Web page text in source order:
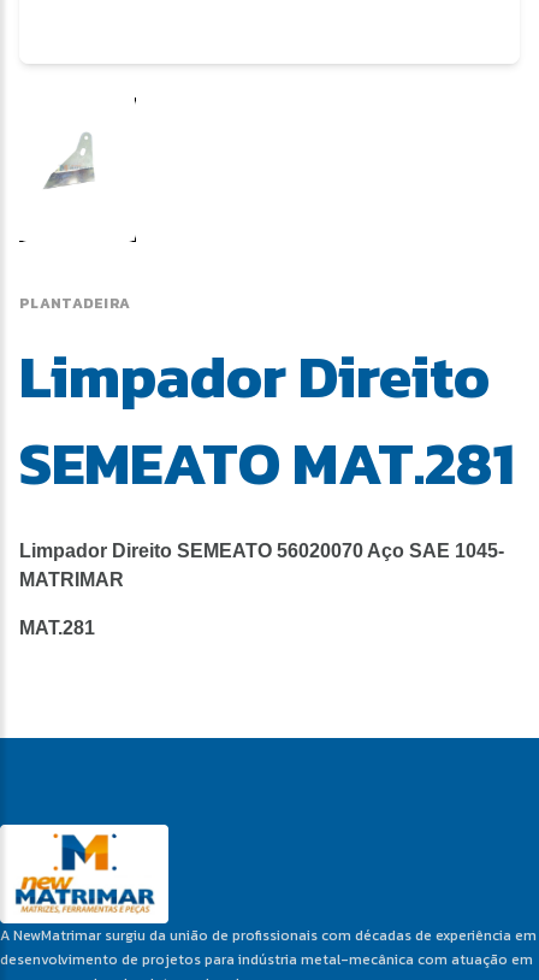
PLANTADEIRA
Limpador Direito
SEMEATO MAT.281
Limpador Direito SEMEATO 56020070 Aço SAE 1045-
MATRIMAR
MAT.281
A NewMatrimar surgiu da união de profissionais com décadas de experiência em
desenvolvimento de projetos para indústria metal-mecânica com atuação em